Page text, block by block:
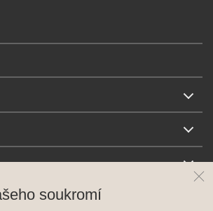
soukromí